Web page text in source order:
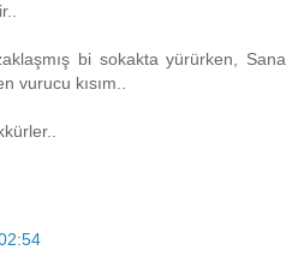
bi sokakta yürürken, Sana
vurucu kısım..